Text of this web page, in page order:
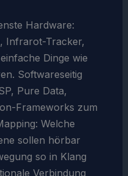
Hardware:
Infrarot-Tracker,
Dinge wie
Softwareseitig
Pure Data,
Frameworks zum
Welche
sollen hörbar
so in Klang
Verbindung